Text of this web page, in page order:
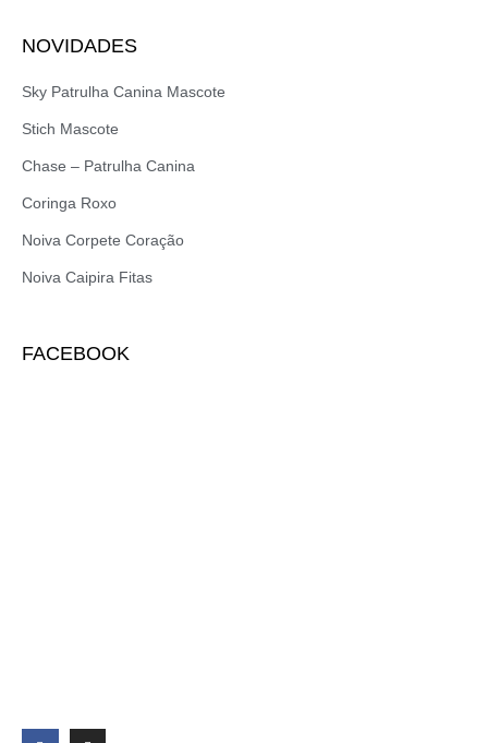
NOVIDADES
Sky Patrulha Canina Mascote
Stich Mascote
Chase – Patrulha Canina
Coringa Roxo
Noiva Corpete Coração
Noiva Caipira Fitas
FACEBOOK